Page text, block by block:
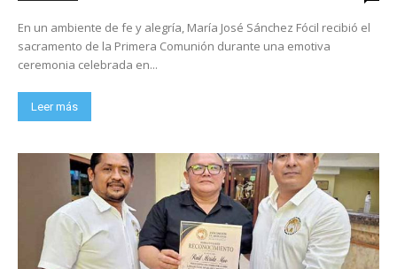
En un ambiente de fe y alegría, María José Sánchez Fócil recibió el
sacramento de la Primera Comunión durante una emotiva
ceremonia celebrada en...
Leer más